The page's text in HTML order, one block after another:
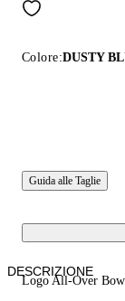
Colore:DUSTY
Guida alle Taglie
Logo All-Over
DESCRIZIONE